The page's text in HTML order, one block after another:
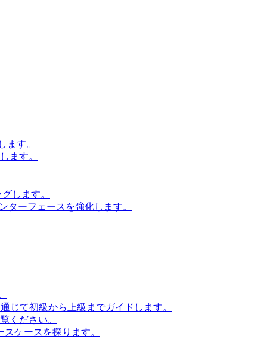
ます。
ます。
します。
ターフェースを強化します。
じて初級から上級までガイドします。
ください。
ケースを探ります。